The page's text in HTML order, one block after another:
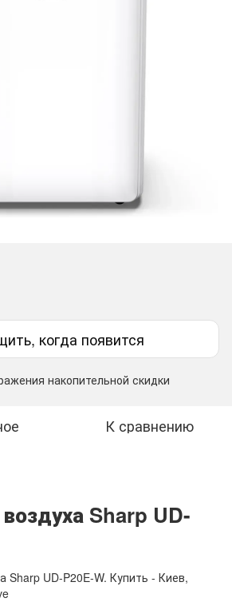
когда появится
накопительной скидки
К сравнению
Sharp UD-